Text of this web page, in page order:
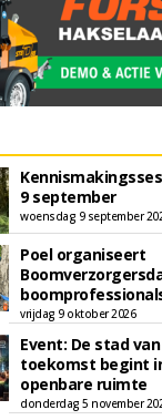
9 september
woensdag 9 september
Poel organiseert
vrijdag 9 oktober 2026
Event: De stad
toekomst begint
openbare ruimte
donderdag 5 november